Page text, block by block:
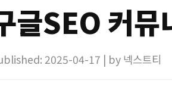
글SEO 커뮤
2025-04-17 | by 넥스트티